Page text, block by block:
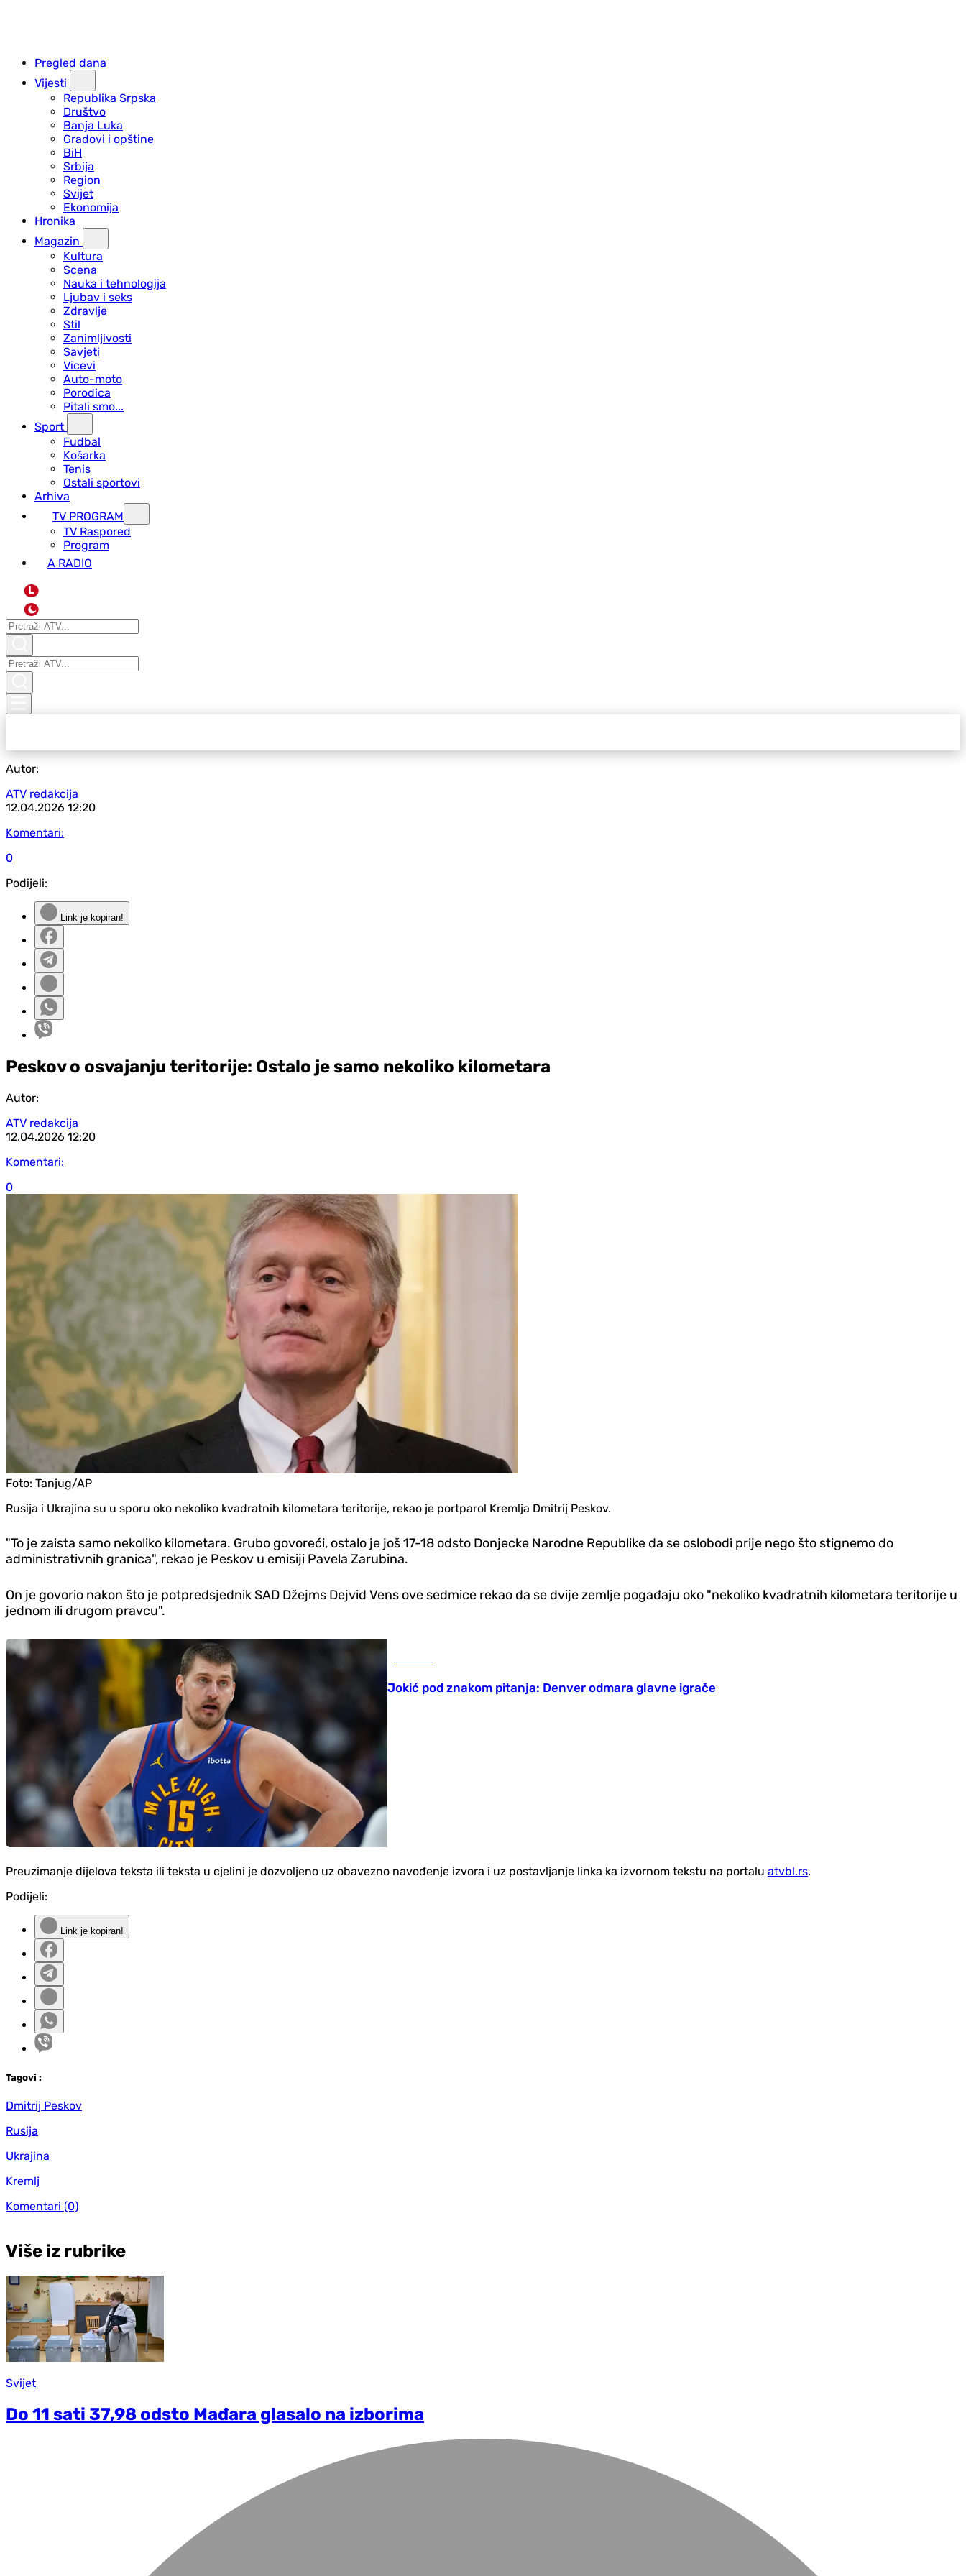
Pregled dana
Vijesti
Republika Srpska
Društvo
Banja Luka
Gradovi i opštine
BiH
Srbija
Region
Svijet
Ekonomija
Hronika
Magazin
Kultura
Scena
Nauka i tehnologija
Ljubav i seks
Zdravlje
Stil
Zanimljivosti
Savjeti
Vicevi
Auto-moto
Porodica
Pitali smo...
Sport
Fudbal
Košarka
Tenis
Ostali sportovi
Arhiva
TV PROGRAM
ТV Raspored
Program
A RADIO
L
Autor:
ATV redakcija
12.04.2026 12:20
Komentari:
0
Podijeli:
Link je kopiran!
Peskov o osvajanju teritorije: Ostalo je samo nekoliko kilometara
Autor:
ATV redakcija
12.04.2026 12:20
Komentari:
0
Foto: Tanjug/AP
Rusija i Ukrajina su u sporu oko nekoliko kvadratnih kilometara teritorije, rekao je portparol Kremlja Dmitrij Peskov.
"To je zaista samo nekoliko kilometara. Grubo govoreći, ostalo je još 17-18 odsto Donjecke Narodne Republike da se oslobodi prije nego što stignemo do
administrativnih granica", rekao je Peskov u emisiji Pavela Zarubina.
On je govorio nakon što je potpredsjednik SAD Džejms Dejvid Vens ove sedmice rekao da se dvije zemlje pogađaju oko "nekoliko kvadratnih kilometara teritorije u
jednom ili drugom pravcu".
Jokić pod znakom pitanja: Denver odmara glavne igrače
Preuzimanje dijelova teksta ili teksta u cjelini je dozvoljeno uz obavezno navođenje izvora i uz postavljanje linka ka izvornom tekstu na portalu atvbl.rs.
Podijeli:
Link je kopiran!
Tagovi :
Dmitrij Peskov
Rusija
Ukrajina
Kremlj
Komentari (0)
Više iz rubrike
Svijet
Do 11 sati 37,98 odsto Mađara glasalo na izborima